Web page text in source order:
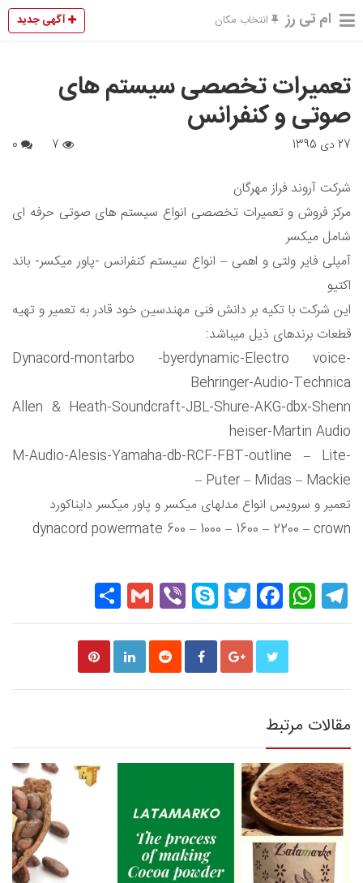
ام تی رز انتخاب مکان آگهی جدید
تعمیرات تخصصی سیستم های
صوتی و کنفرانس
27 دی 1395
شرکت آروند فراز مهرگان
مرکز فروش و تعمیرات تخصصی انواع سیستم های صوتی حرفه ای
شامل میکسر
آمپلی فایر ولتی و اهمی – انواع سیستم کنفرانس -پاور میکسر- باند
اکتیو
این شرکت با تکیه بر دانش فنی مهندسین خود قادر به تعمیر و تهیه
قطعات برندهای ذیل میباشد:
Dynacord-montarbo -byerdynamic-Electro voice-
Behringer-Audio-Technica
Allen & Heath-Soundcraft-JBL-Shure-AKG-dbx-Shenn
heiser-Martin Audio
M-Audio-Alesis-Yamaha-db-RCF-FBT-outline – Lite-
Puter – Midas – Mackie –
تعمیر و سرویس انواع مدلهای میکسر و پاور میکسر دایناکورد
dynacord powermate 600 – 1000 – 1600 – 2200 – crown
Telegram
WhatsApp
Facebook
Twitter
Skype
Viber
Gmail
مقالات مرتبط